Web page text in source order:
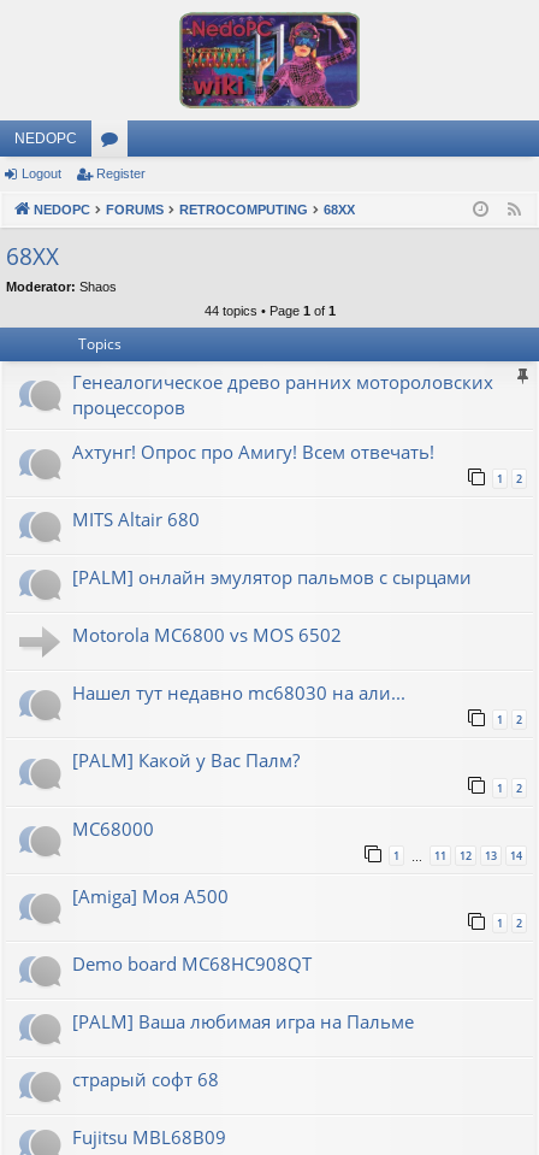
NEDOPC
or
u
s
Logout Register
NEDOPC FORUMS RETROCOMPUTING 68XX
68XX
Moderator: Shaos
44 topics • Page 1 of 1
Topics
Генеалогическое древо ранних мотороловских
процессоров
Ахтунг! Опрос про Амигу! Всем отвечать!
1 2
MITS Altair 680
[PALM] онлайн эмулятор пальмов с сырцами
Motorola MC6800 vs MOS 6502
Нашел тут недавно mc68030 на али...
1 2
[PALM] Какой у Вас Палм?
1 2
MC68000
1 11 12 13 14
[Amiga] Моя A500
1 2
Demo board MC68HC908QT
[PALM] Ваша любимая игра на Пальме
страрый софт 68
Fujitsu MBL68B09